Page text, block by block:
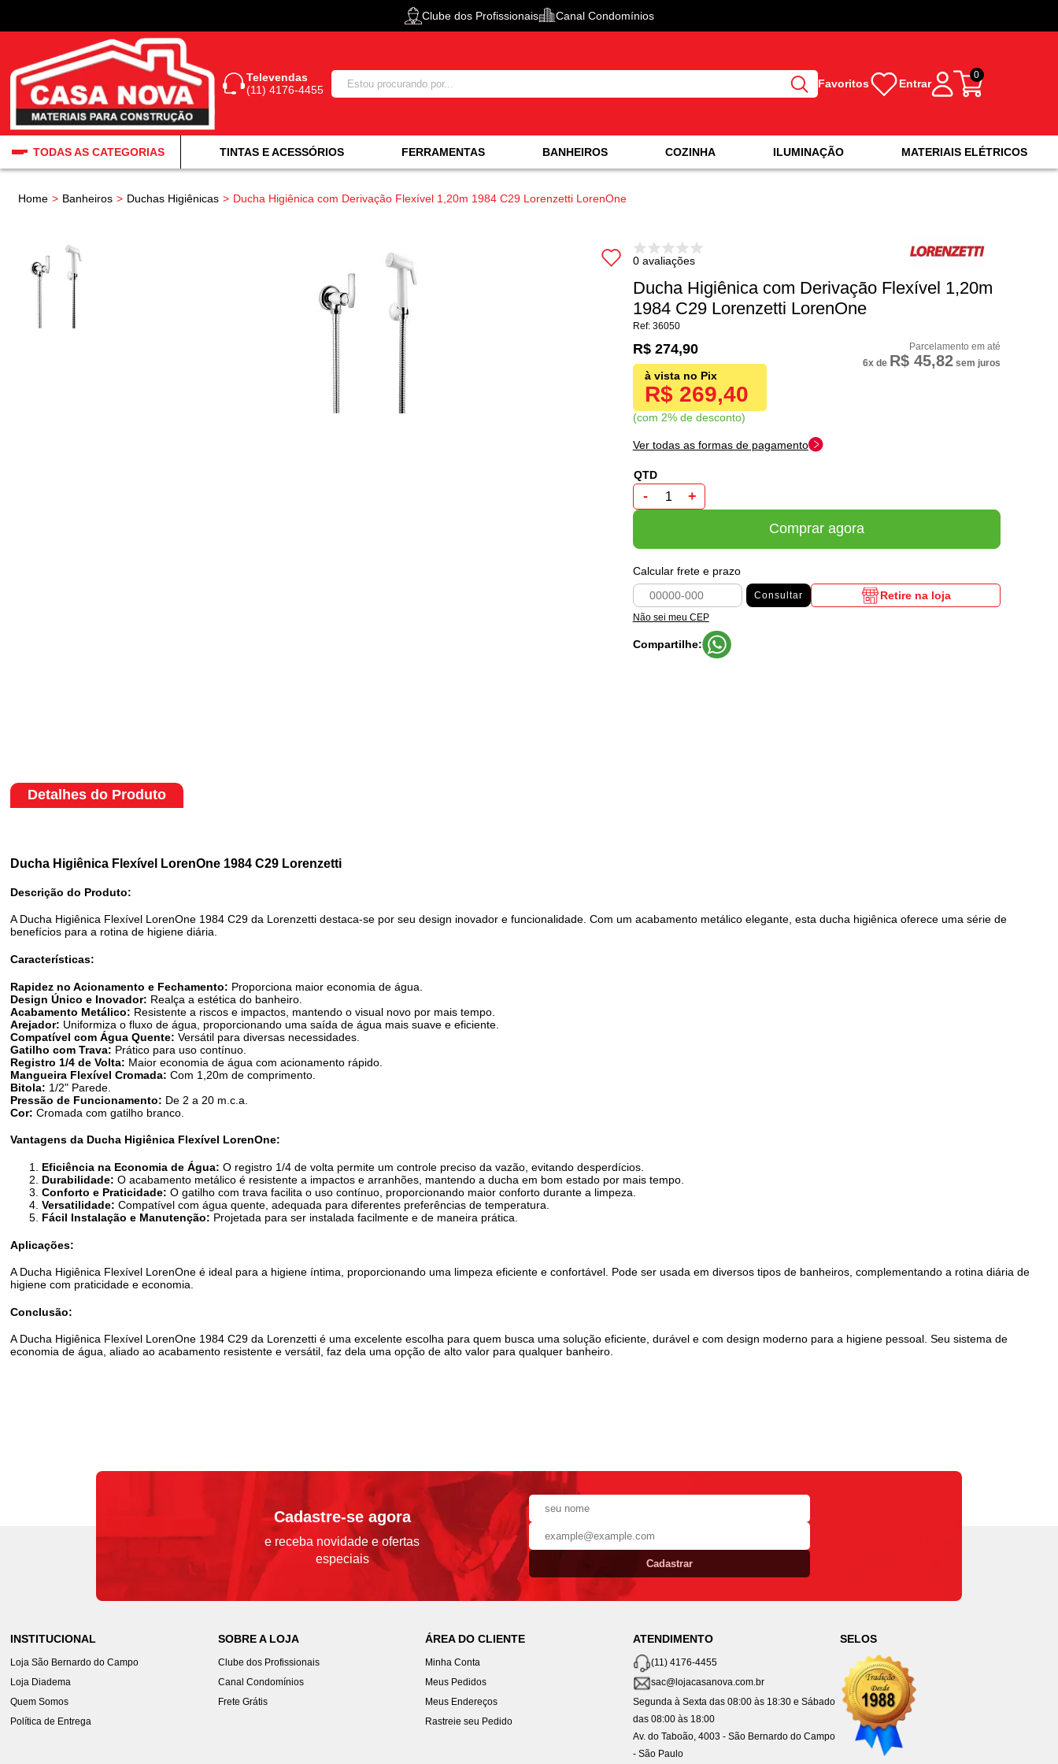
Clube dos Profissionais Canal Condomínios
Televendas
(11) 4176-4455
Favoritos Entrar
0
TODAS AS CATEGORIAS TINTAS E ACESSÓRIOS FERRAMENTAS BANHEIROS COZINHA ILUMINAÇÃO MATERIAIS ELÉTRICOS
Home Banheiros Duchas Higiênicas Ducha Higiênica com Derivação Flexível 1,20m 1984 C29 Lorenzetti LorenOne
0 avaliações
Ducha Higiênica com Derivação Flexível 1,20m
1984 C29 Lorenzetti LorenOne
36050
R$ 269,40
com 2% de desconto
R$ 274,90
6x de R$ 45,82sem juros
Ver todas as formas de pagamento
- +
Comprar agora
Calcular frete e prazo
Consultar
Não sei meu CEP
Retire na loja
Compartilhe:
Detalhes do Produto
Ducha Higiênica Flexível LorenOne 1984 C29 Lorenzetti
Descrição do Produto:
A Ducha Higiênica Flexível LorenOne 1984 C29 da Lorenzetti destaca-se por seu design inovador e funcionalidade. Com um acabamento metálico elegante, esta ducha higiênica oferece uma série de
benefícios para a rotina de higiene diária.
Características:
Rapidez no Acionamento e Fechamento: Proporciona maior economia de água.
Design Único e Inovador: Realça a estética do banheiro.
Acabamento Metálico: Resistente a riscos e impactos, mantendo o visual novo por mais tempo.
Arejador: Uniformiza o fluxo de água, proporcionando uma saída de água mais suave e eficiente.
Compatível com Água Quente: Versátil para diversas necessidades.
Gatilho com Trava: Prático para uso contínuo.
Registro 1/4 de Volta: Maior economia de água com acionamento rápido.
Mangueira Flexível Cromada: Com 1,20m de comprimento.
Bitola: 1/2" Parede.
Pressão de Funcionamento: De 2 a 20 m.c.a.
Cor: Cromada com gatilho branco.
Vantagens da Ducha Higiênica Flexível LorenOne:
Eficiência na Economia de Água: O registro 1/4 de volta permite um controle preciso da vazão, evitando desperdícios.
Durabilidade: O acabamento metálico é resistente a impactos e arranhões, mantendo a ducha em bom estado por mais tempo.
Conforto e Praticidade: O gatilho com trava facilita o uso contínuo, proporcionando maior conforto durante a limpeza.
Versatilidade: Compatível com água quente, adequada para diferentes preferências de temperatura.
Fácil Instalação e Manutenção: Projetada para ser instalada facilmente e de maneira prática.
Aplicações:
A Ducha Higiênica Flexível LorenOne é ideal para a higiene íntima, proporcionando uma limpeza eficiente e confortável. Pode ser usada em diversos tipos de banheiros, complementando a rotina diária de
higiene com praticidade e economia.
Conclusão:
A Ducha Higiênica Flexível LorenOne 1984 C29 da Lorenzetti é uma excelente escolha para quem busca uma solução eficiente, durável e com design moderno para a higiene pessoal. Seu sistema de
economia de água, aliado ao acabamento resistente e versátil, faz dela uma opção de alto valor para qualquer banheiro.
Cadastre-se agora
e receba novidade e ofertas
especiais
Cadastrar
INSTITUCIONAL
Loja São Bernardo do Campo
Loja Diadema
Quem Somos
Política de Entrega
SOBRE A LOJA
Clube dos Profissionais
Canal Condomínios
Frete Grátis
ÁREA DO CLIENTE
Minha Conta
Meus Pedidos
Meus Endereços
Rastreie seu Pedido
ATENDIMENTO
(11) 4176-4455
sac@lojacasanova.com.br
Segunda à Sexta das 08:00 às 18:30 e Sábado
das 08:00 às 18:00
Av. do Taboão, 4003 - São Bernardo do Campo
- São Paulo
SELOS